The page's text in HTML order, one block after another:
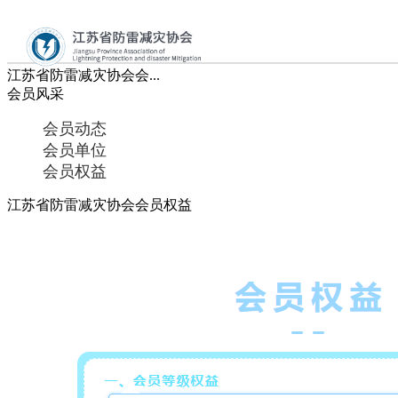
首页
协会概况
党建工作
查询服务
网站首页
会员风采>会员权益＞
江苏省防雷减灾协会会...
会员风采
会员动态
会员单位
会员权益
江苏省防雷减灾协会会员权益